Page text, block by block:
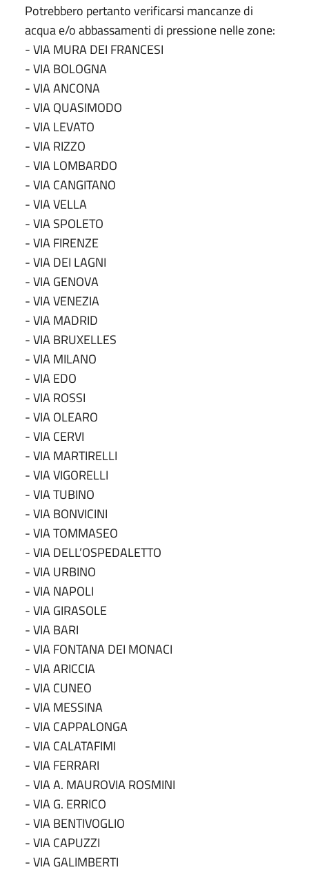
Potrebbero pertanto verificarsi mancanze di
acqua e/o abbassamenti di pressione nelle zone:
- VIA MURA DEI FRANCESI
- VIA BOLOGNA
- VIA ANCONA
- VIA QUASIMODO
- VIA LEVATO
- VIA RIZZO
- VIA LOMBARDO
- VIA CANGITANO
- VIA VELLA
- VIA SPOLETO
- VIA FIRENZE
- VIA DEI LAGNI
- VIA GENOVA
- VIA VENEZIA
- VIA MADRID
- VIA BRUXELLES
- VIA MILANO
- VIA EDO
- VIA ROSSI
- VIA OLEARO
- VIA CERVI
- VIA MARTIRELLI
- VIA VIGORELLI
- VIA TUBINO
- VIA BONVICINI
- VIA TOMMASEO
- VIA DELL’OSPEDALETTO
- VIA URBINO
- VIA NAPOLI
- VIA GIRASOLE
- VIA BARI
- VIA FONTANA DEI MONACI
- VIA ARICCIA
- VIA CUNEO
- VIA MESSINA
- VIA CAPPALONGA
- VIA CALATAFIMI
- VIA FERRARI
- VIA A. MAUROVIA ROSMINI
- VIA G. ERRICO
- VIA BENTIVOGLIO
- VIA CAPUZZI
- VIA GALIMBERTI